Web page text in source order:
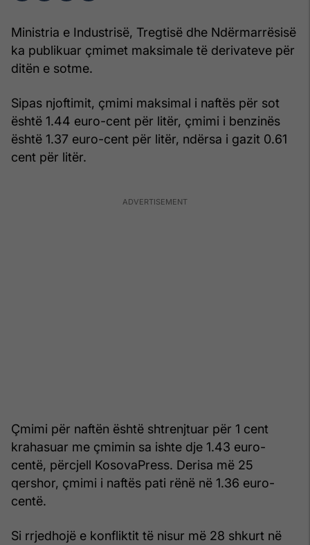
Ministria e Industrisë, Tregtisë dhe Ndërmarrësisë
ka publikuar çmimet maksimale të derivateve për
ditën e sotme.
Sipas njoftimit, çmimi maksimal i naftës për sot
është 1.44 euro-cent për litër, çmimi i benzinës
është 1.37 euro-cent për litër, ndërsa i gazit 0.61
cent për litër.
Çmimi për naftën është shtrenjtuar për 1 cent
krahasuar me çmimin sa ishte dje 1.43 euro-
centë, përcjell KosovaPress. Derisa më 25
qershor, çmimi i naftës pati rënë në 1.36 euro-
centë.
Si rrjedhojë e konfliktit të nisur më 28 shkurt në